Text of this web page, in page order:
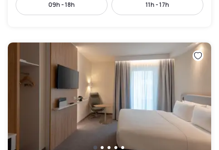
09h - 18h 11h - 17h